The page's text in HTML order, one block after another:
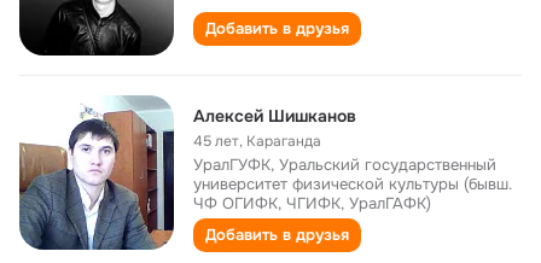
Добавить в друзья
Алексей Шишканов
45 лет, Караганда
УралГУФК, Уральский государственный
университет физической культуры (бывш.
ЧФ ОГИФК, ЧГИФК, УралГАФК)
Добавить в друзья